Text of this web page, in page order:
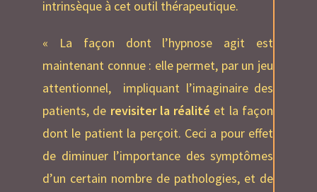
intrinsèque à cet outil thérapeutique.
« La façon dont l’hypnose agit est
maintenant connue : elle permet, par un jeu
attentionnel, impliquant l’imaginaire des
patients, de revisiter la réalité et la façon
dont le patient la perçoit. Ceci a pour effet
de diminuer l’importance des symptômes
d’un certain nombre de pathologies, et de